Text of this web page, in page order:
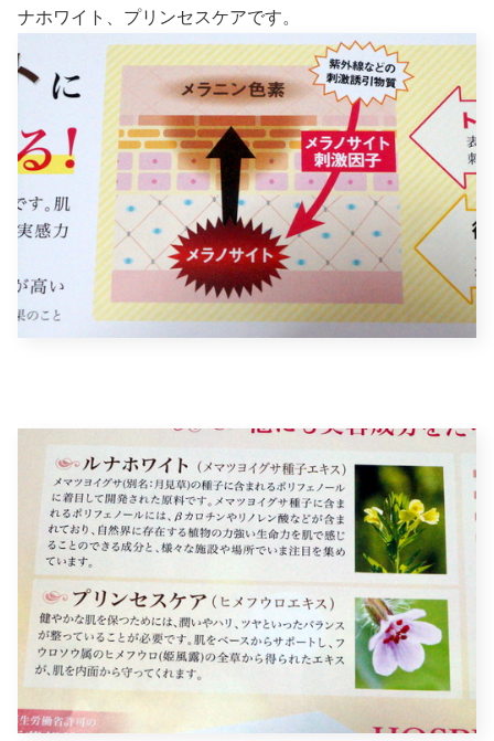
ナホワイト、プリンセスケアです。